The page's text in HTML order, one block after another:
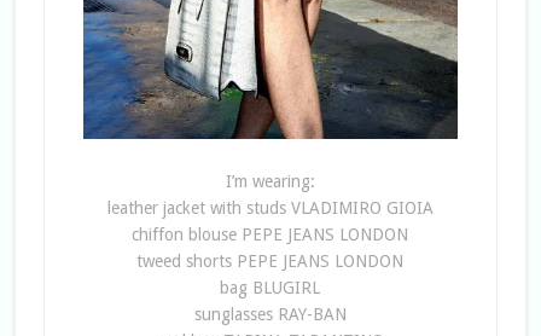
I’m wearing:
leather jacket with studs VLADIMIRO GIOIA
chiffon blouse PEPE JEANS LONDON
tweed shorts PEPE JEANS LONDON
bag BLUGIRL
sunglasses RAY-BAN